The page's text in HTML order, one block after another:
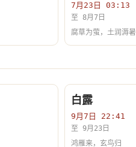
7月23日 03:13
至 8月7日
腐草为萤，土润溽暑
白露
9月7日 22:41
至 9月23日
鸿雁来，玄鸟归